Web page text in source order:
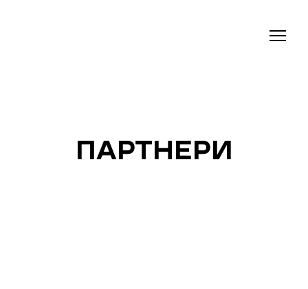
ПАРТНЕРИ